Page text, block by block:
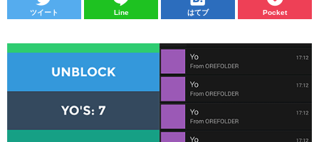
ツイート Line はてブ Pocket